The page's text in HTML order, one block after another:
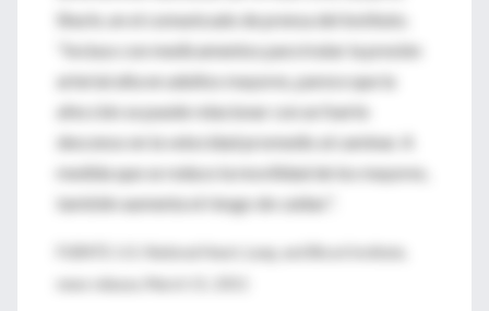
Shurin, en el comunicado de prensa del instituto.
"Incluso con medicamentos para tratar la presión
arterial alta en adultos mayores, parece que la
afección se puede relacionar con un fuerte
descenso en la velocidad promedio al caminar. A
medida que se reduce la movilidad de los mayores,
también aumenta el riesgo de caídas".